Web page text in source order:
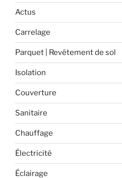
pour
? »
Actus
Carrelage
Parquet | Revêtement de sol
Isolation
Couverture
Sanitaire
Chauffage
Électricité
Éclairage